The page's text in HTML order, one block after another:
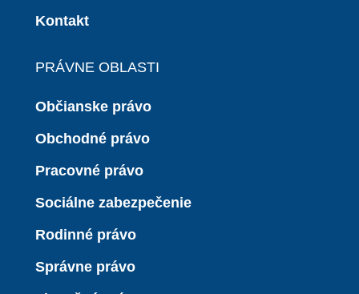
Kontakt
PRÁVNE OBLASTI
Občianske právo
Obchodné právo
Pracovné právo
Sociálne zabezpečenie
Rodinné právo
Správne právo